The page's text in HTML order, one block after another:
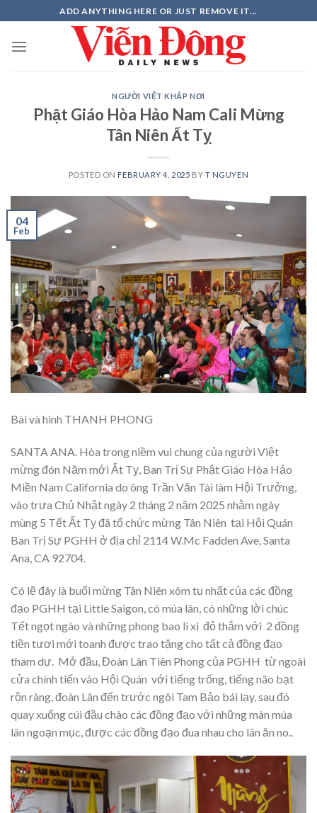
to
content
ADD ANYTHING HERE OR JUST REMOVE IT...
NGƯỜI VIỆT KHẮP NƠI
Phật Giáo Hòa Hảo Nam Cali Mừng
Tân Niên Ất Tỵ
POSTED ON FEBRUARY 4, 2025 BY T NGUYEN
04
Feb
Bài và hình THANH PHONG
SANTA ANA. Hòa trong niềm vui chung của người Việt
mừng đón Năm mới Ất Tỵ, Ban Trị Sự Phật Giáo Hòa Hảo
Miền Nam California do ông Trần Văn Tài làm Hội Trưởng,
vào trưa Chủ Nhật ngày 2 tháng 2 năm 2025 nhằm ngày
mùng 5 Tết Ất Tỵ đã tổ chức mừng Tân Niên tại Hội Quán
Ban Trị Sự PGHH ở địa chỉ 2114 W.Mc Fadden Ave, Santa
Ana, CA 92704.
Có lẽ đây là buổi mừng Tân Niên xôm tụ nhất của các đồng
đạo PGHH tại Little Saigon, có múa lân, có những lời chúc
Tết ngọt ngào và những phong bao lì xì đỏ thắm với 2 đồng
tiền tươi mới toanh được trao tặng cho tất cả đồng đạo
tham dự. Mở đầu, Đoàn Lân Tiên Phong của PGHH từ ngoài
cửa chính tiến vào Hội Quán với tiếng trống, tiếng não bạt
rộn ràng, đoàn Lân đến trước ngôi Tam Bảo bái lạy, sau đó
quay xuống cúi đầu chào các đồng đạo với những màn múa
lân ngoạn mục, được các đồng đạo đua nhau cho lân ăn no..